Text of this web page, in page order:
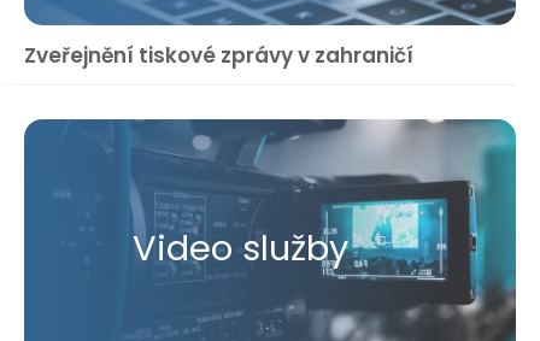
Zveřejnění tiskové zprávy v zahraničí
Video služby